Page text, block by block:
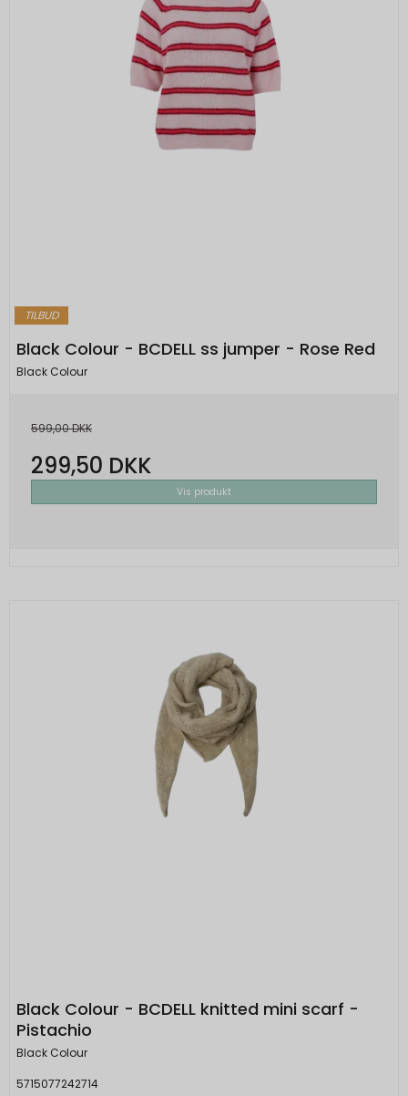
TILBUD
Black Colour - BCDELL ss jumper - Rose Red
Black Colour
599,00 DKK
299,50 DKK
Vis produkt
Black Colour - BCDELL knitted mini scarf -
Pistachio
Black Colour
5715077242714